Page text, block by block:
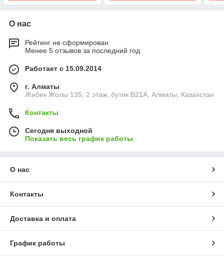
О нас
Рейтинг не сформирован
Менее 5 отзывов за последний год
Работает с 15.09.2014
г. Алматы
Жибек Жолы 135, 2 этаж, бутик B21A, Алматы, Казахстан
Контакты
Сегодня выходной
Показать весь график работы
О нас
Контакты
Доставка и оплата
График работы